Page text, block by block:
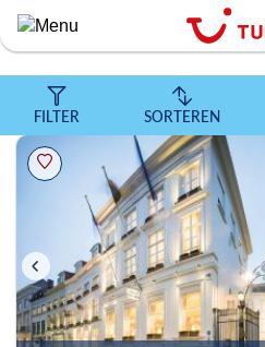
Overslaan
algemene
inhoud
gaan
FILTER SORTEREN